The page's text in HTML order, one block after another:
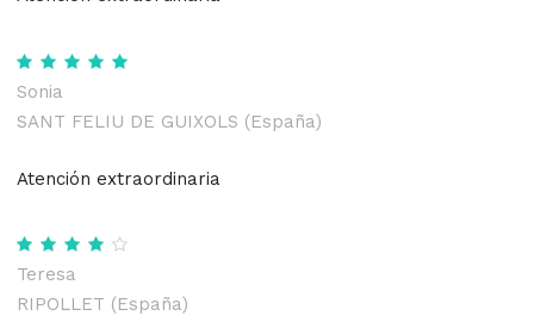
Sonia
SANT FELIU DE GUIXOLS (España)
Atención extraordinaria
Teresa
RIPOLLET (España)